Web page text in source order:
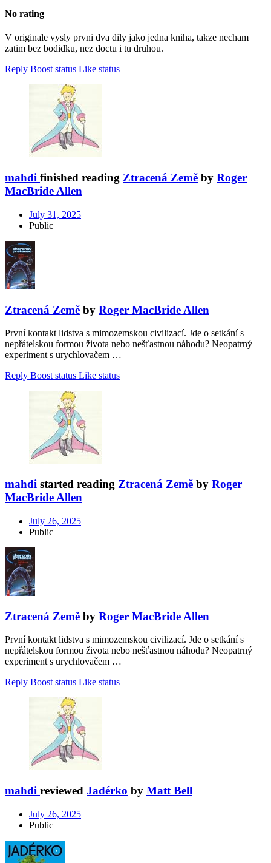
No rating
V originale vysly prvni dva dily jako jedna kniha, takze necham
zatim bez bodidku, nez doctu i tu druhou.
Reply Boost status Like status
mahdi finished reading Ztracená Země by Roger
MacBride Allen
July 31, 2025
Public
Ztracená Země by Roger MacBride Allen
První kontakt lidstva s mimozemskou civilizací. Jde o setkání s
nepřátelskou formou života nebo nešťastnou náhodu? Neopatrný
experiment s urychlovačem …
Reply Boost status Like status
mahdi started reading Ztracená Země by Roger
MacBride Allen
July 26, 2025
Public
Ztracená Země by Roger MacBride Allen
První kontakt lidstva s mimozemskou civilizací. Jde o setkání s
nepřátelskou formou života nebo nešťastnou náhodu? Neopatrný
experiment s urychlovačem …
Reply Boost status Like status
mahdi reviewed Jadérko by Matt Bell
July 26, 2025
Public